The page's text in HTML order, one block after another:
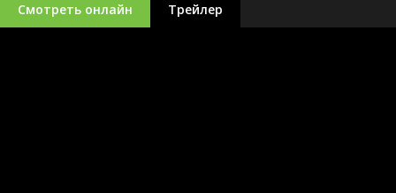
Смотреть онлайн Трейлер